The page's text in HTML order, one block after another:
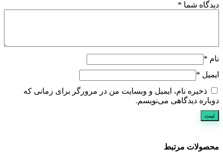
دیدگاه شما *
نام *
ایمیل *
ذخیره نام، ایمیل و وبسایت من در مرورگر برای زمانی که
دوباره دیدگاهی می‌نویسم.
محصولات مرتبط